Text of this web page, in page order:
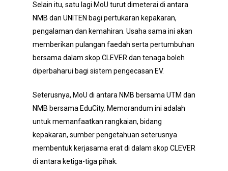
Selain itu, satu lagi MoU turut dimeterai di antara
NMB dan UNITEN bagi pertukaran kepakaran,
pengalaman dan kemahiran. Usaha sama ini akan
memberikan pulangan faedah serta pertumbuhan
bersama dalam skop CLEVER dan tenaga boleh
diperbaharui bagi sistem pengecasan EV.
Seterusnya, MoU di antara NMB bersama UTM dan
NMB bersama EduCity. Memorandum ini adalah
untuk memanfaatkan rangkaian, bidang
kepakaran, sumber pengetahuan seterusnya
membentuk kerjasama erat di dalam skop CLEVER
di antara ketiga-tiga pihak.